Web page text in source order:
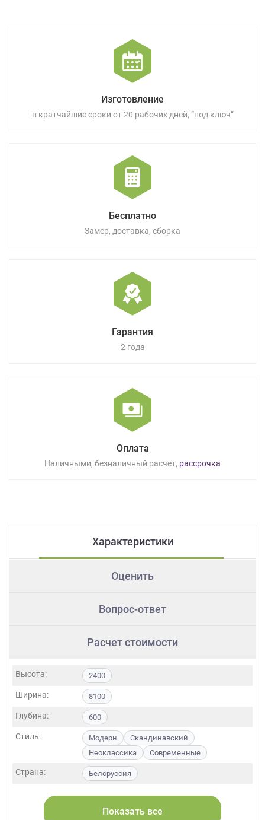
Изготовление
в кратчайшие сроки от 20 рабочих дней, “под ключ”
Бесплатно
Замер, доставка, сборка
Гарантия
2 года
Оплата
Наличными, безналичный расчет, рассрочка
Характеристики
Оценить
Вопрос-ответ
Расчет стоимости
Высота: 2400
Ширина: 8100
Глубина: 600
Стиль: Модерн
Скандинавский
Неоклассика
Современные
Страна: Белоруссия
МДФ Пленка
Угловая Прямая
Показать все